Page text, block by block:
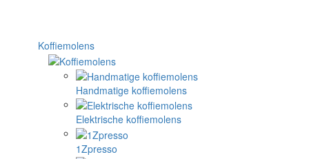
Koffiemolens
Handmatige koffiemolens
Elektrische koffiemolens
1Zpresso